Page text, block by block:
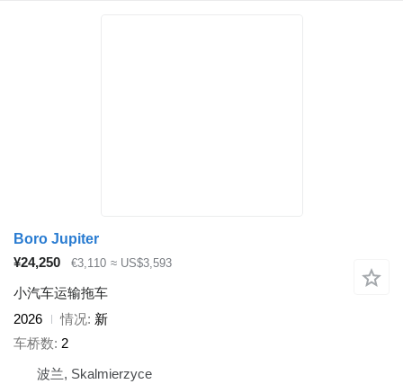
Boro Jupiter
¥24,250
€3,110 ≈ US$3,593
小汽车运输拖车
2026
情况 新
车桥数 2
波兰, Skalmierzyce